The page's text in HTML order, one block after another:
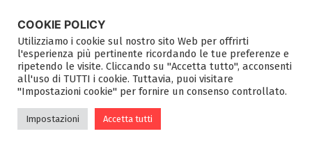
COOKIE POLICY
Utilizziamo i cookie sul nostro sito Web per offrirti
l'esperienza più pertinente ricordando le tue preferenze e
ripetendo le visite. Cliccando su "Accetta tutto", acconsenti
all'uso di TUTTI i cookie. Tuttavia, puoi visitare
"Impostazioni cookie" per fornire un consenso controllato.
Impostazioni Accetta tutti